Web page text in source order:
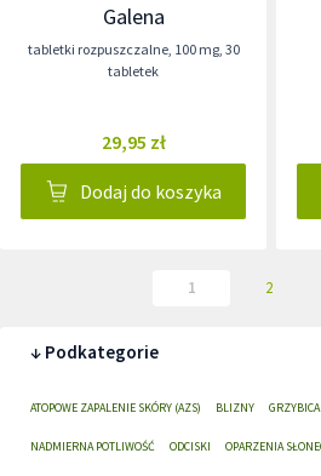
Galena
tabletki rozpuszczalne, 100 mg, 30
tabletek
29,95 zł
Dodaj do koszyka
1 2
↓ Podkategorie
ATOPOWE ZAPALENIE SKÓRY (AZS) BLIZNY GRZYBICA
NADMIERNA POTLIWOŚĆ ODCISKI OPARZENIA